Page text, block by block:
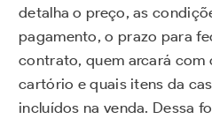
detalha o preço, as
pagamento, o prazo para
contrato, quem arcará com
cartório e quais itens da
incluídos na venda. Dessa